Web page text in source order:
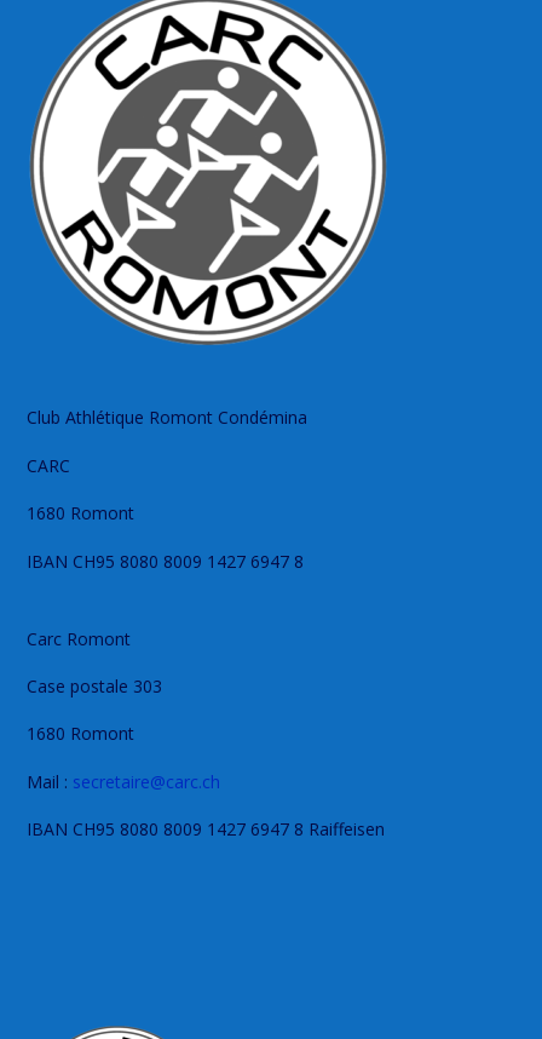
Club Athlétique Romont Condémina
CARC
1680 Romont
IBAN CH95 8080 8009 1427 6947 8
Carc Romont
Case postale 303
1680 Romont
Mail : secretaire@carc.ch
IBAN CH95 8080 8009 1427 6947 8 Raiffeisen